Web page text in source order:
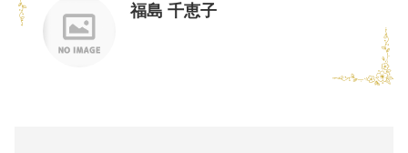
福島 千恵子